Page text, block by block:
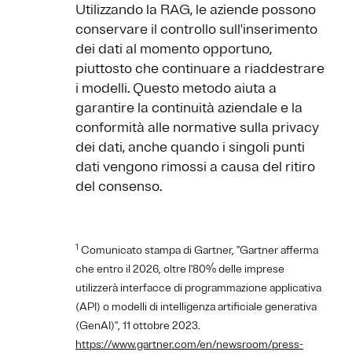
Utilizzando la RAG, le aziende possono
conservare il controllo sull'inserimento
dei dati al momento opportuno,
piuttosto che continuare a riaddestrare
i modelli. Questo metodo aiuta a
garantire la continuità aziendale e la
conformità alle normative sulla privacy
dei dati, anche quando i singoli punti
dati vengono rimossi a causa del ritiro
del consenso.
1 Comunicato stampa di Gartner, ''Gartner afferma
che entro il 2026, oltre l'80% delle imprese
utilizzerà interfacce di programmazione applicativa
(API) o modelli di intelligenza artificiale generativa
(GenAI)'', 11 ottobre 2023.
https://www.gartner.com/en/newsroom/press-